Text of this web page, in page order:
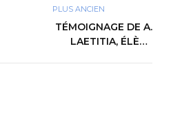
PLUS ANCIEN
TÉMOIGNAGE DE A.
LAETITIA, ÉLÈVE